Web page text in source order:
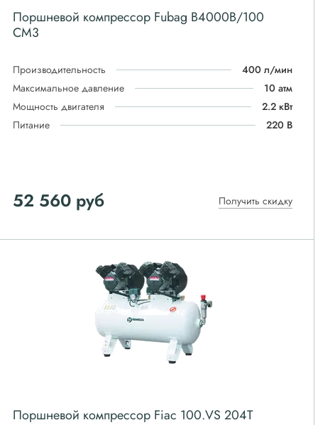
Поршневой компрессор Fubag B4000B/100
CM3
Производительность
400 л/мин
Максимальное давление
10 атм
Мощность двигателя
2.2 кВт
Питание
220 В
52 560руб Получить скидку
Поршневой компрессор Fiac 100.VS 204Т